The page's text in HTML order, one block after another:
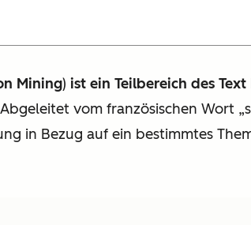
Mining) ist ein Teilbereich des
vom französischen Wort
in Bezug auf ein bestimmtes